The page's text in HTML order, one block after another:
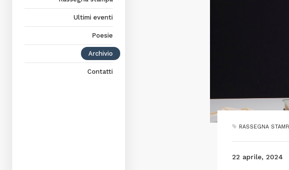
Ultimi eventi
Poesie
Archivio
Contatti
RASSEGNA
22 aprile, 2024